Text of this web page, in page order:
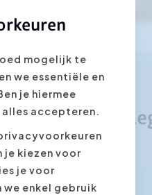
Karen
mogelijk te
we essentiële en
je hiermee
accepteren.
je kiezen voor
je voor
we enkel gebruik